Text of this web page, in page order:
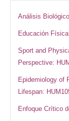
Análisis
Educación
Sport and
Perspective:
Epidemiology of
Lifespan:
Enfoque Crítico